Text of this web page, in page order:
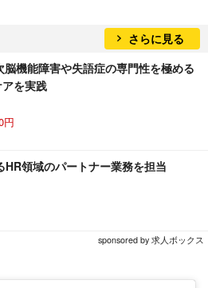
さらに見る
機能障害や失語症の専門性を極める
を実践
円
領域のパートナー業務を担当
sponsored by 求人ボックス